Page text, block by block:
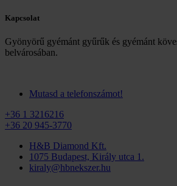
Kapcsolat
Gyönyörű gyémánt gyűrűk és gyémánt
belvárosában.
Mutasd a telefonszámot!
+36 1 3216216
+36 20 945-3770
H&B Diamond Kft.
1075 Budapest, Király utca 1.
kiraly@hbnekszer.hu